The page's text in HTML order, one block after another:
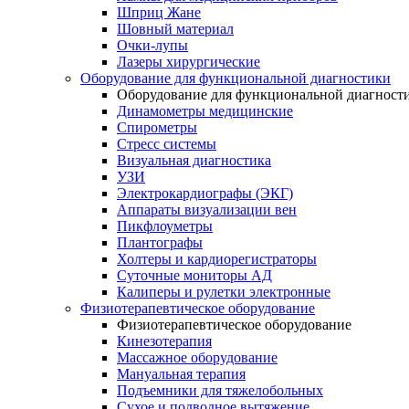
Шприц Жане
Шовный материал
Очки-лупы
Лазеры хирургические
Оборудование для функциональной диагностики
Оборудование для функциональной
Динамометры медицинские
Спирометры
Стресс системы
Визуальная диагностика
УЗИ
Электрокардиографы (ЭКГ)
Аппараты визуализации вен
Пикфлоуметры
Плантографы
Холтеры и кардиорегистраторы
Суточные мониторы АД
Калиперы и рулетки электронные
Физиотерапевтическое оборудование
Физиотерапевтическое оборудование
Кинезотерапия
Массажное оборудование
Мануальная терапия
Подъемники для тяжелобольных